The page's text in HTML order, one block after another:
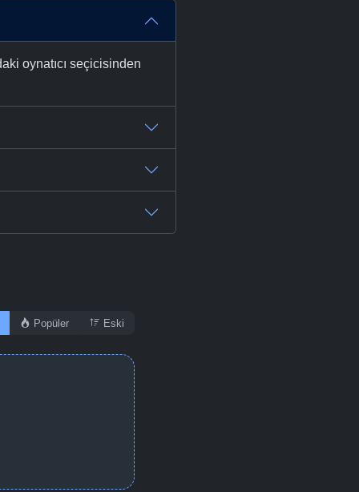
oynatıcı seçicisinden
Popüler Eski